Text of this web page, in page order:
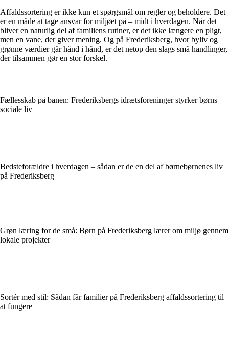
Affaldssortering er ikke kun et spørgsmål om regler og beholdere. Det
er en måde at tage ansvar for miljøet på – midt i hverdagen. Når det
bliver en naturlig del af familiens rutiner, er det ikke længere en pligt,
men en vane, der giver mening. Og på Frederiksberg, hvor byliv og
grønne værdier går hånd i hånd, er det netop den slags små handlinger,
der tilsammen gør en stor forskel.
Fællesskab på banen: Frederiksbergs idrætsforeninger styrker børns
sociale liv
Bedsteforældre i hverdagen – sådan er de en del af børnebørnenes liv
på Frederiksberg
Grøn læring for de små: Børn på Frederiksberg lærer om miljø gennem
lokale projekter
Sortér med stil: Sådan får familier på Frederiksberg affaldssortering til
at fungere